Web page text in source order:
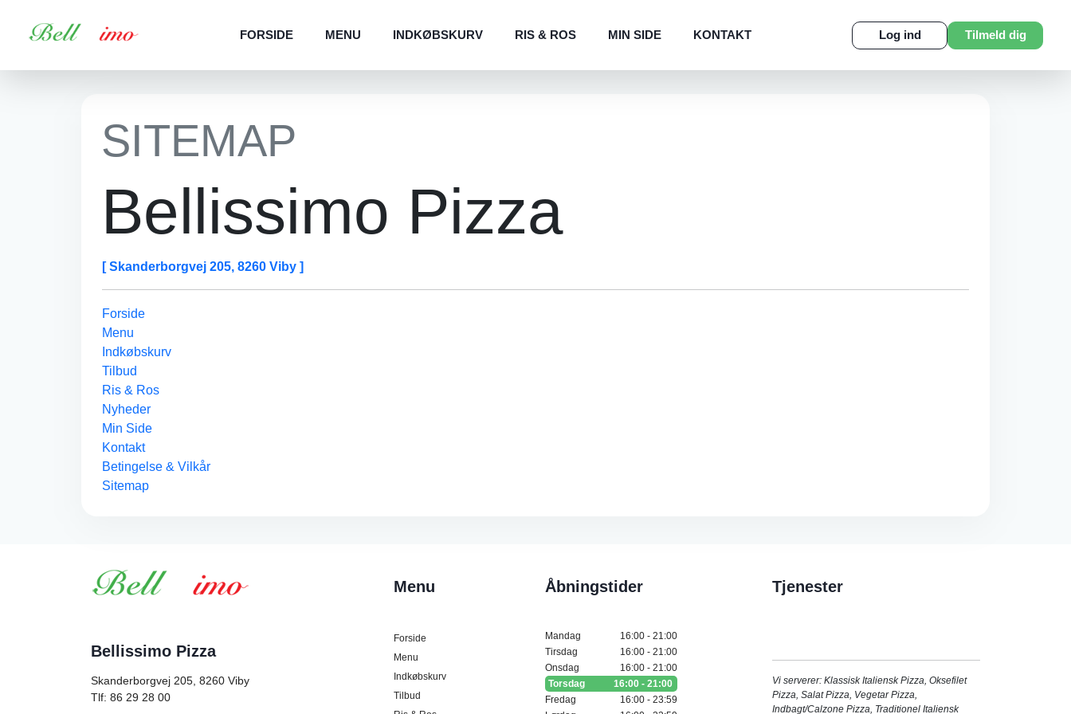
FORSIDE MENU INDKØBSKURV RIS & ROS MIN SIDE KONTAKT Log ind Tilmeld dig
SITEMAP
Bellissimo Pizza
[ Skanderborgvej 205, 8260 Viby ]
Forside
Menu
Indkøbskurv
Tilbud
Ris & Ros
Nyheder
Min Side
Kontakt
Betingelse & Vilkår
Sitemap
Bellissimo Pizza
Skanderborgvej 205, 8260 Viby
Tlf: 86 29 28 00
Menu
Forside
Menu
Indkøbskurv
Tilbud
Åbningstider
Mandag
16:00 - 21:00
Tirsdag
16:00 - 21:00
Onsdag
16:00 - 21:00
Torsdag
16:00 - 21:00
Fredag
16:00 - 23:59
Tjenester
Vi serverer: Klassisk Italiensk Pizza, Oksefilet
Pizza, Salat Pizza, Vegetar Pizza,
Indbagt/Calzone Pizza, Traditionel Italiensk